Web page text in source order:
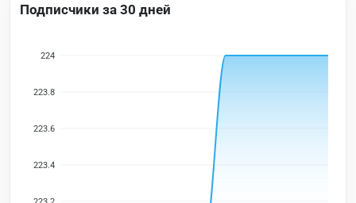
Подписчики за 30 дней
224
223.8
223.6
223.4